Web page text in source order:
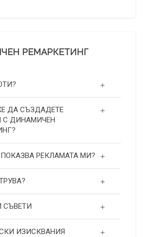
РЕМАРКЕТИНГ
ДА СЪЗДАДЕТЕ
С ДИНАМИЧЕН
РЕКЛАМАТА МИ?
СЪВЕТИ
ИЗИСКВАНИЯ